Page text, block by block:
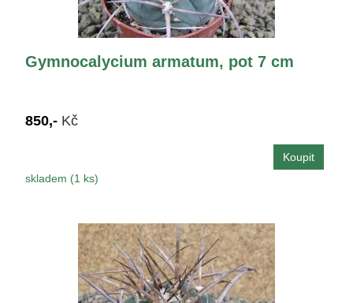
Gymnocalycium armatum, pot 7 cm
850,- Kč
skladem (1 ks)